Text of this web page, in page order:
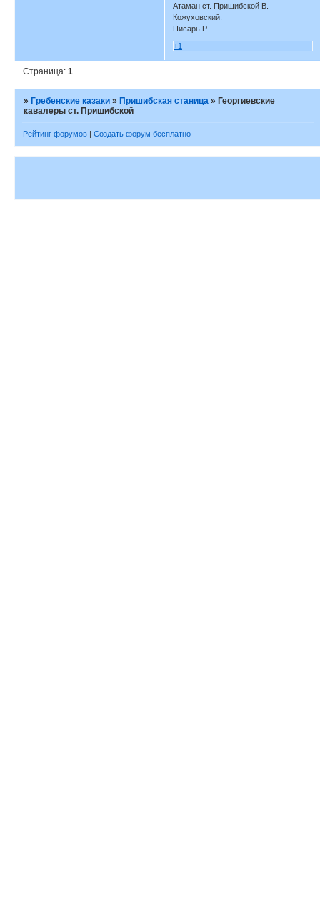
Атаман ст. Пришибской В.
Кожуховский.
Писарь Р……
+1
Страница:1
» Гребенские казаки » Пришибская станица » Георгиевские
кавалеры ст. Пришибской
Рейтинг форумов | Создать форум бесплатно